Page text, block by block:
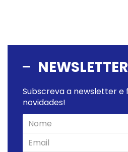
NEWSLETTER
Subscreva a newsletter e
novidades!